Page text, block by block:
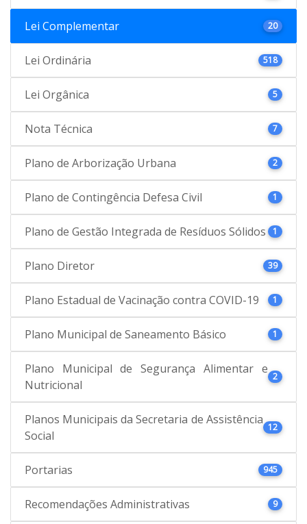
Lei Complementar 20
Lei Ordinária 518
Lei Orgânica 5
Nota Técnica 7
Plano de Arborização Urbana 2
Plano de Contingência Defesa Civil 1
Plano de Gestão Integrada de Resíduos Sólidos 1
Plano Diretor 39
Plano Estadual de Vacinação contra COVID-19 1
Plano Municipal de Saneamento Básico 1
Plano Municipal de Segurança Alimentar e
Nutricional
2
Planos Municipais da Secretaria de Assistência
Social
12
Portarias 945
Recomendações Administrativas 9